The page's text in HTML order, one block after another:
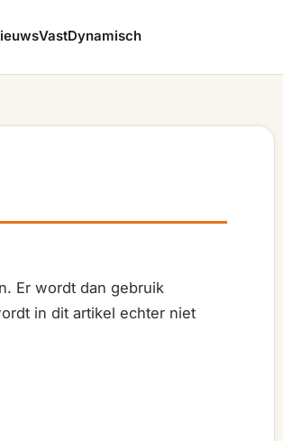
VastDynamisch
Er wordt dan gebruik
in dit artikel echter niet